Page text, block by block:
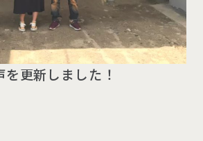
更新しました！